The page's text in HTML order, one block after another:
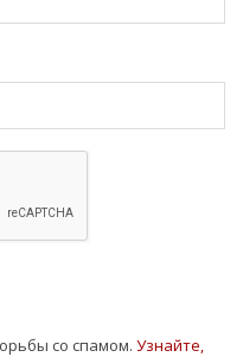
со спамом. Узнайте,